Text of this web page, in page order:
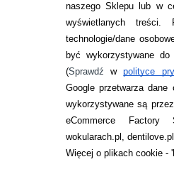
naszego Sklepu lub w
wyświetlanych treści.
technologie/dane
być wykorzystywane do
(Sprawdźwpolityce
Google przetwarza dane
wykorzystywane są
eCommerce Factory
wokularach.pl,
Więcej o plikach cookie - '
INFORMACJE
JAK ZAMAWIAĆ?
ZWROTY I REKLAMACJA
WARUNKI ZAKUPÓW
RANKINGI SOCZEWEK